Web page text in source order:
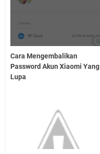
Cara Mengembalikan
Password Akun Xiaomi Yang
Lupa